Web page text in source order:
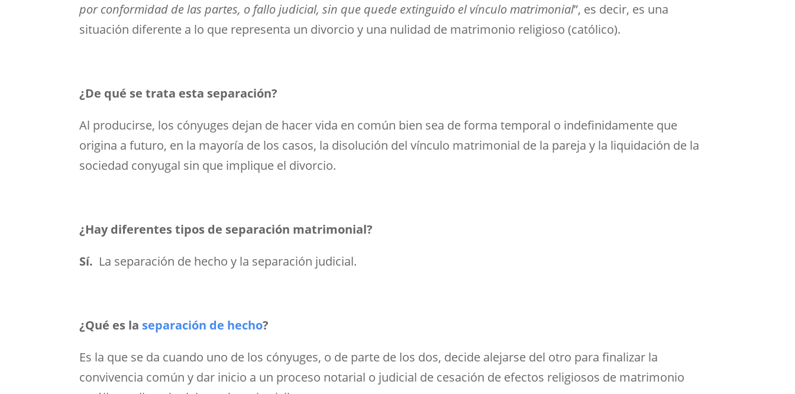
por conformidad de las partes, o fallo judicial, sin que quede extinguido el vínculo matrimonial”, es decir, es una
situación diferente a lo que representa un divorcio y una nulidad de matrimonio religioso (católico).
¿De qué se trata esta separación?
Al producirse, los cónyuges dejan de hacer vida en común bien sea de forma temporal o indefinidamente que
origina a futuro, en la mayoría de los casos, la disolución del vínculo matrimonial de la pareja y la liquidación de la
sociedad conyugal sin que implique el divorcio.
¿Hay diferentes tipos de separación matrimonial?
Sí. La separación de hecho y la separación judicial.
¿Qué es la separación de hecho?
Es la que se da cuando uno de los cónyuges, o de parte de los dos, decide alejarse del otro para finalizar la
convivencia común y dar inicio a un proceso notarial o judicial de cesación de efectos religiosos de matrimonio